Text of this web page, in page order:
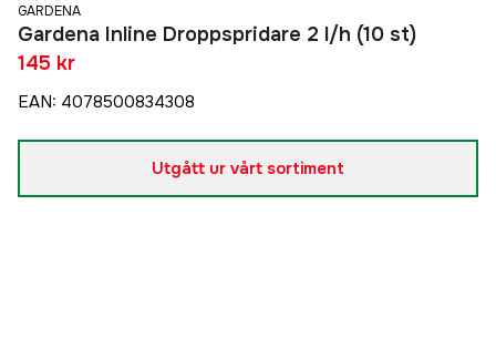
GARDENA
Gardena Inline Droppspridare 2 l/h (10 st)
145 kr
EAN: 4078500834308
Utgått ur vårt sortiment